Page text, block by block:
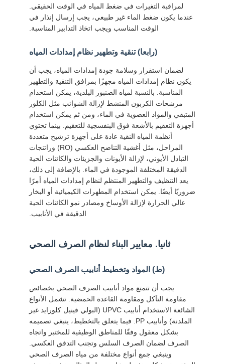
لمراقبة التغيرات في ضغط المياه في الوقت الحقيقي.
عندما يكون ضغط الماء غير طبيعي، يجب إرسال إنذار في
الوقت المناسب ويجب اتخاذ التدابير المناسبة.
(رابعا) تنقية وتطهير نظام إمدادات المياه
لضمان استقرار وسلامة جودة إمدادات المياه، يجب أن
يكون نظام إمدادات المياه مجهزًا بمرافق التنقية والتطهير
المناسبة. بالنسبة لمياه الصنبور البلدية، يمكن استخدام
مرشحات الكربون المنشط لإزالة الشوائب مثل الكلور
المتبقي والمواد العضوية في الماء، ومن ثم يمكن استخدام
أجهزة التعقيم بالأشعة فوق البنفسجية للتعقيم. بينما تحتوي
أنظمة المياه النقية عادة على أجهزة ترشيح متعددة
المراحل، مثل أغشية التناضح العكسي (RO) وراتنجات
التبادل الأيوني، لإزالة الأيونات والجزيئات والكائنات الحية
الدقيقة المختلفة الموجودة في الماء. بالإضافة إلى ذلك،
يعد التنظيف والتطهير المنتظم لنظام إمدادات المياه أمرًا
ضروريًا أيضًا. يمكن استخدام المطهرات الكيميائية أو البخار
عالي الحرارة لإزالة الأوساخ ومصادر نمو الكائنات الحية
الدقيقة في الأنابيب.
ثانيا. معايير البناء لنظام الصرف الصحي
(ط) المواد وتخطيط أنابيب الصرف الصحي
يجب أن تتمتع مواد أنابيب الصرف الصحي بخصائص
مقاومة التآكل ومقاومة القاعدة الحمضية. تشمل الأنواع
الشائعة الاستخدام أنابيب UPVC (البولي فينيل كلورايد غير
الملدنة) وأنابيب PP. فيما يتعلق بالتخطيط، ينبغي تصميمه
بشكل معقول وفقًا للمناطق الوظيفية للمختبر واتجاه
الصرف لضمان الصرف السلس وتجنب التدفق العكسي.
وينبغي جمع أنواع مختلفة من مياه الصرف الصحي